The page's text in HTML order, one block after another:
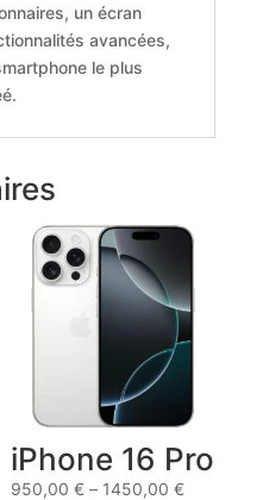
un écran
avancées,
le plus
iPhone 16 Pro
950,00€ – 1450,00€